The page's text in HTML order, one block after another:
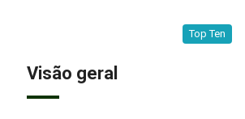
Top Ten
Visão geral